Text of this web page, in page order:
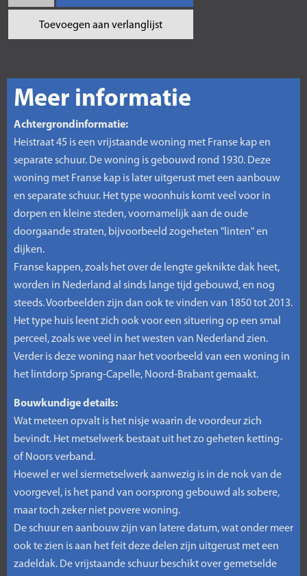
Toevoegen aan verlanglijst
Meer informatie
Achtergrondinformatie:
Heistraat 45 is een vrijstaande woning met Franse kap en
separate schuur. De woning is gebouwd rond 1930. Deze
woning met Franse kap is later uitgerust met een aanbouw
en separate schuur. Het type woonhuis komt veel voor in
dorpen en kleine steden, voornamelijk aan de oude
doorgaande straten, bijvoorbeeld zogeheten "linten" en
dijken.
Franse kappen, zoals het over de lengte geknikte dak heet,
worden in Nederland al sinds lange tijd gebouwd, en nog
steeds. Voorbeelden zijn dan ook te vinden van 1850 tot 2013.
Het type huis leent zich ook voor een situering op een smal
perceel, zoals we veel in het westen van Nederland zien.
Verder is deze woning naar het voorbeeld van een woning in
het lintdorp Sprang-Capelle, Noord-Brabant gemaakt.
Bouwkundige details:
Wat meteen opvalt is het nisje waarin de voordeur zich
bevindt. Het metselwerk bestaat uit het zo geheten ketting-
of Noors verband.
Hoewel er wel siermetselwerk aanwezig is in de nok van de
voorgevel, is het pand van oorsprong gebouwd als sobere,
maar toch zeker niet povere woning.
De schuur en aanbouw zijn van latere datum, wat onder meer
ook te zien is aan het feit deze delen zijn uitgerust met een
zadeldak. De vrijstaande schuur beschikt over gemetselde